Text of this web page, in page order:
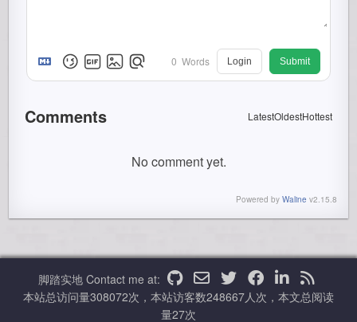
0 Words Login Submit
Comments LatestOldestHottest
No comment yet.
Powered by Waline v2.15.8
脚踏实地 Contact me at:
本站总访问量308072次，本站访客数248667人次，本文总阅读
量27次